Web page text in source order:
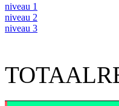
niveau 1
niveau 2
niveau 3